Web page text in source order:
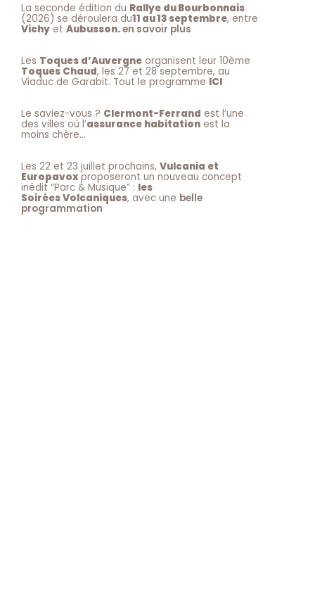
La seconde édition du Rallye du Bourbonnais
(2026) se déroulera du11 au 13 septembre, entre
Vichy et Aubusson.en savoir plus
Les Toques d’Auvergne organisent leur 10ème
Toques Chaud, les 27 et 28 septembre, au
Viaduc de Garabit. Tout le programme ICI
Le saviez-vous ? Clermont-Ferrand est l’une
des villes où l’assurance habitation est la
moins chère…
Les 22 et 23 juillet prochains, Vulcania et
Europavoxproposeront un nouveau concept
inédit “Parc & Musique” : les
Soirées Volcaniques, avec une belle
programmation